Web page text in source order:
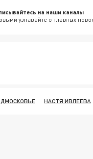
на наши каналы
узнавайте о главных
НАСТЯ ИВЛЕЕВА